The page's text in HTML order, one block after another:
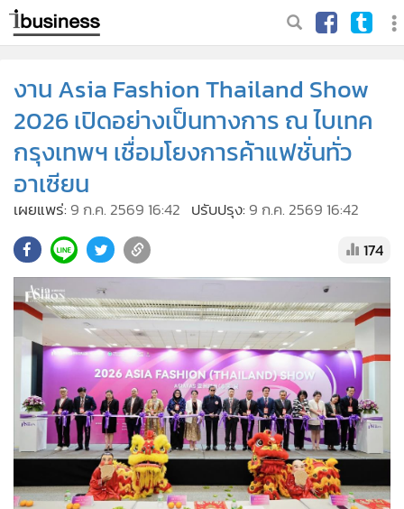
งาน Asia Fashion Thailand Show
2026 เปิดอย่างเป็นทางการ ณ ไบเทค
กรุงเทพฯ เชื่อมโยงการค้าแฟชั่นทั่ว
อาเซียน
เผยแพร่: 9 ก.ค. 2569 16:42 ปรับปรุง: 9 ก.ค. 2569 16:42
174